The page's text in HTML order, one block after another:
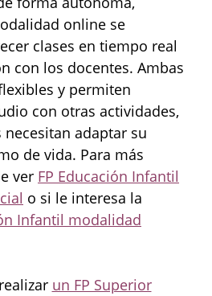
online se
clases en tiempo real
con los docentes. Ambas
y permiten
con otras actividades,
adaptar su
de vida. Para más
ver FP Educación Infantil
o si le interesa la
Infantil modalidad
un FP Superior